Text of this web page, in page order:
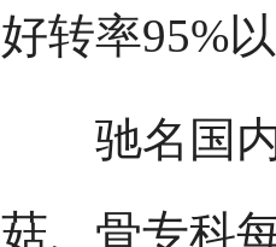
好转率95%
驰名国内
菇、骨专科